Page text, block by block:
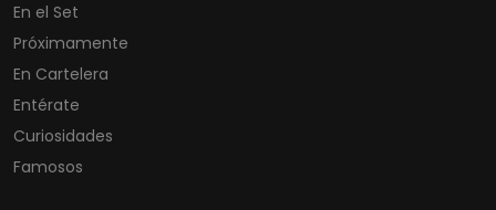
En el Set
Próximamente
En Cartelera
Entérate
Curiosidades
Famosos